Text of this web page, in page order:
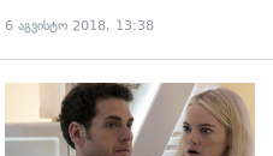
6 აგვისტო 2018, 13:38
გადახედვა